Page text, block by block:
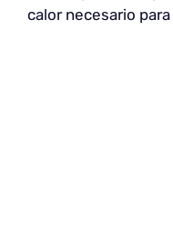
calor necesario